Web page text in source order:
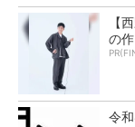
【
の
令